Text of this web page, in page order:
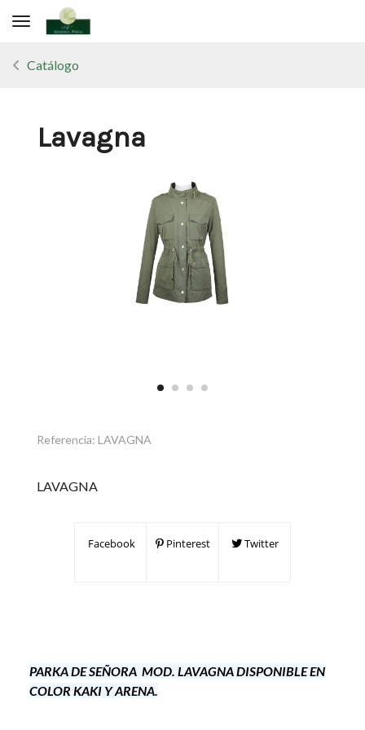
Toggle navigation
Catálogo
Lavagna
Referencia: LAVAGNA
LAVAGNA
Facebook Pinterest Twitter
PARKA DE SEÑORA MOD. LAVAGNA DISPONIBLE EN
COLOR KAKI Y ARENA.